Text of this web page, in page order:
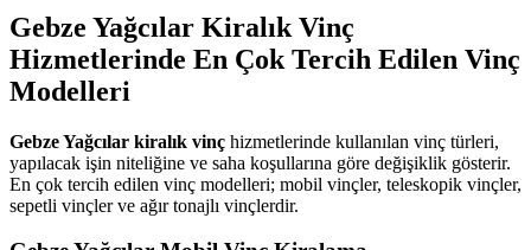
Gebze Yağcılar Kiralık Vinç
Hizmetlerinde En Çok Tercih Edilen Vinç
Modelleri
Gebze Yağcılar kiralık vinç hizmetlerinde kullanılan vinç türleri,
yapılacak işin niteliğine ve saha koşullarına göre değişiklik gösterir.
En çok tercih edilen vinç modelleri; mobil vinçler, teleskopik vinçler,
sepetli vinçler ve ağır tonajlı vinçlerdir.